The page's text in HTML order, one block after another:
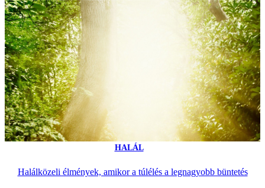
HALÁL
Halálközeli élmények, amikor a túlélés a legnagyobb büntetés